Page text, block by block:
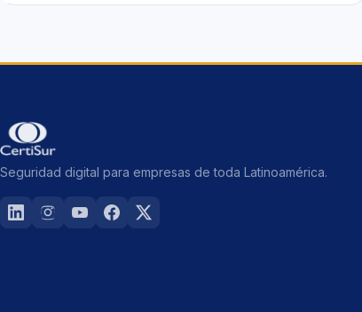
Seguridad digital para empresas de toda Latinoamérica.